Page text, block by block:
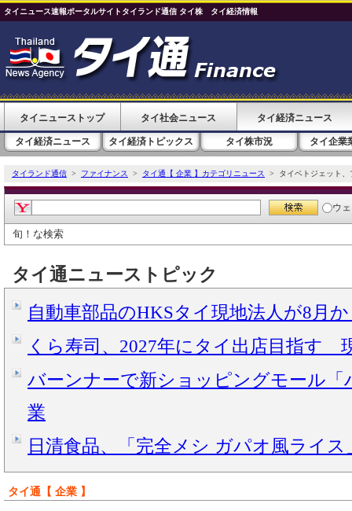
タイニュース速報ポータルサイトタイランド通信 タイ株 タイ経済情報
タイニューストップ タイ社会ニュース タイ経済ニュース
タイ経済ニュース タイ経済トピックス タイ株市況 タイ企業
タイランド通信 > ファイナンス > タイ通【 企業 】カテゴリニュース > タイベトジェット、
ウ
旬！な検索
タイ通ニューストピック
自動車部品のHKSタイ現地法人が8月
くら寿司、2027年にタイ出店目指す
バーンナーで新ショッピングモール「
業
日清食品、「完全メシ ガパオ風ライス
タイ通【 企業 】